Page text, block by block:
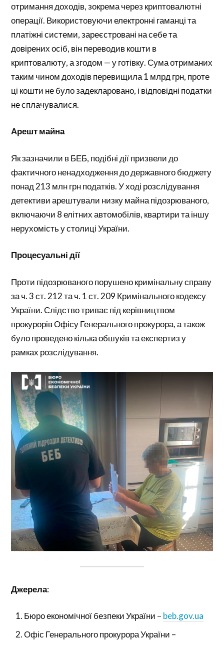
отримання доходів, зокрема через криптовалютні
операції. Використовуючи електронні гаманці та
платіжні системи, зареєстровані на себе та
довірених осіб, він переводив кошти в
криптовалюту, а згодом — у готівку. Сума отриманих
таким чином доходів перевищила 1 млрд грн, проте
ці кошти не було задекларовано, і відповідні податки
не сплачувалися.
Арешт майна
Як зазначили в БЕБ, подібні дії призвели до
фактичного ненадходження до державного бюджету
понад 213 млн грн податків. У ході розслідування
детективи арештували низку майна підозрюваного,
включаючи 8 елітних автомобілів, квартири та іншу
нерухомість у столиці України.
Процесуальні дії
Проти підозрюваного порушено кримінальну справу
за ч. 3 ст. 212 та ч. 1 ст. 209 Кримінального кодексу
України. Слідство триває під керівництвом
прокурорів Офісу Генерального прокурора, а також
було проведено кілька обшуків та експертиз у
рамках розслідування.
Джерела:
Бюро економічної безпеки України – beb.gov.ua
Офіс Генерального прокурора України –